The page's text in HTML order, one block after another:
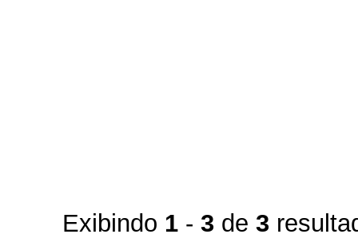
Exibindo 1 - 3 de 3